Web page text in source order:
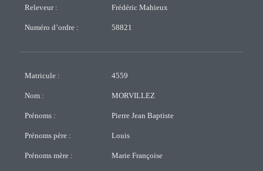
Releveur : Frédéric Mahieux
Numéro d’ordre : 58821
Matricule : 4559
Nom : MORVILLEZ
Prénoms : Pierre Jean Baptiste
Prénoms père : Louis
Prénoms mère : Marie Françoise